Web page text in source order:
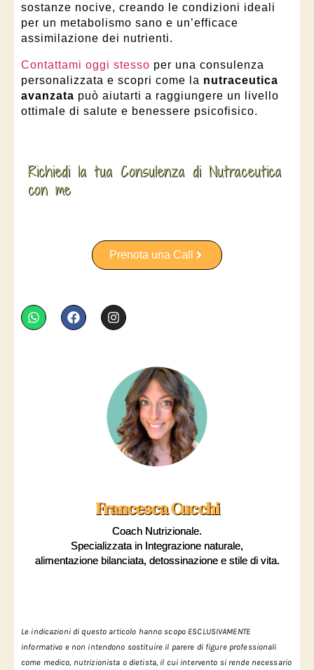
sostanze nocive, creando le condizioni ideali
per un metabolismo sano e un’efficace
assimilazione dei nutrienti.
Contattami oggi stesso per una consulenza
personalizzata e scopri come la nutraceutica
avanzata può aiutarti a raggiungere un livello
ottimale di salute e benessere psicofisico.
Richiedi la tua Consulenza di Nutraceutica
con me
Prenota una Call
Francesca Cucchi
Coach Nutrizionale.
Specializzata in Integrazione naturale,
alimentazione bilanciata, detossinazione e stile di vita.
Le indicazioni di questo articolo hanno scopo ESCLUSIVAMENTE
informativo e non intendono sostituire il parere di figure professionali
come medico, nutrizionista o dietista, il cui intervento si rende necessario